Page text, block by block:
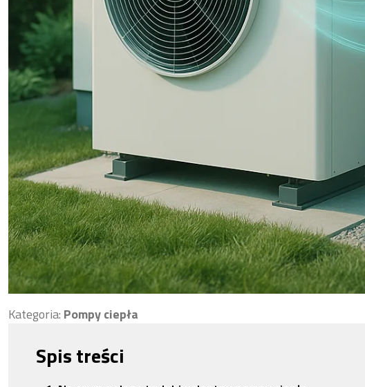
Kategoria: Pompy ciepła
Spis treści